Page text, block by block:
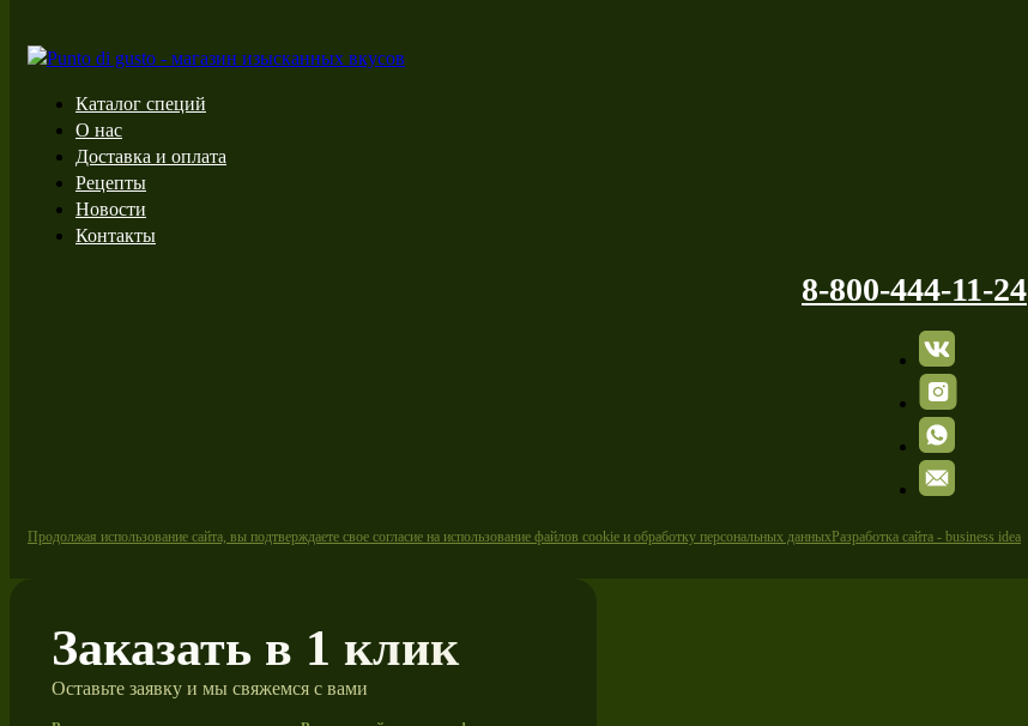
Каталог специй
О нас
Доставка и оплата
Рецепты
Новости
Контакты
8-800-444-11-24
Продолжая использование сайта, вы подтверждаете свое согласие на использование файлов cookie и обработку персональных данныхРазработка сайта - business idea
Заказать в 1 клик
Оставьте заявку и мы свяжемся с вами